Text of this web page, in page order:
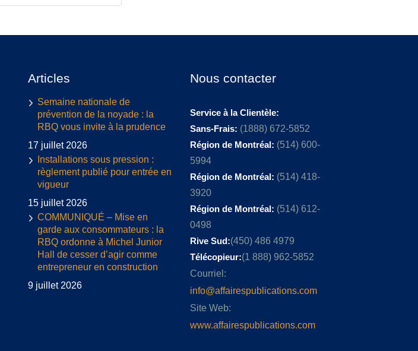
Articles
Semaine nationale de
prévention de la noyade : la
RBQ vous invite à la prudence
17 juillet 2026
Installations sous pression :
règlement publié pour entrée en
vigueur
15 juillet 2026
COMMUNIQUÉ – Mise en
garde aux consommateurs : la
RBQ ordonne à Michel Junior
Hall de cesser d’agir comme
entrepreneur en construction
9 juillet 2026
Nous contacter
Service à la Clientèle:
Sans-Frais: (1888) 672-5852
Région de Montréal: (514) 600-
5994
Région de Montréal: (514) 418-
3920
Région de Montréal: (514) 612-
0498
Rive Sud:(450) 486 4979
Télécopieur:(1 888) 962-5852
Courriel:
info@affairespublications.com
Site Web:
www.affairespublications.com